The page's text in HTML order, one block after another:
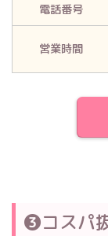
電話番号
営業時間
❸コスパ